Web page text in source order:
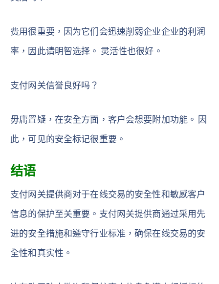
费用很重要，因为它们会迅速削弱企业企业的利润
率，因此请明智选择。 灵活性也很好。
支付网关信誉良好吗？
毋庸置疑，在安全方面，客户会想要附加功能。 因
此，可见的安全标记很重要。
结语
支付网关提供商对于在线交易的安全性和敏感客户
信息的保护至关重要。支付网关提供商通过采用先
进的安全措施和遵守行业标准，确保在线交易的安
全性和真实性。